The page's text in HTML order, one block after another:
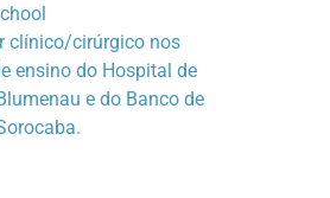
clínico/cirúrgico nos
ensino do Hospital de
e do Banco de